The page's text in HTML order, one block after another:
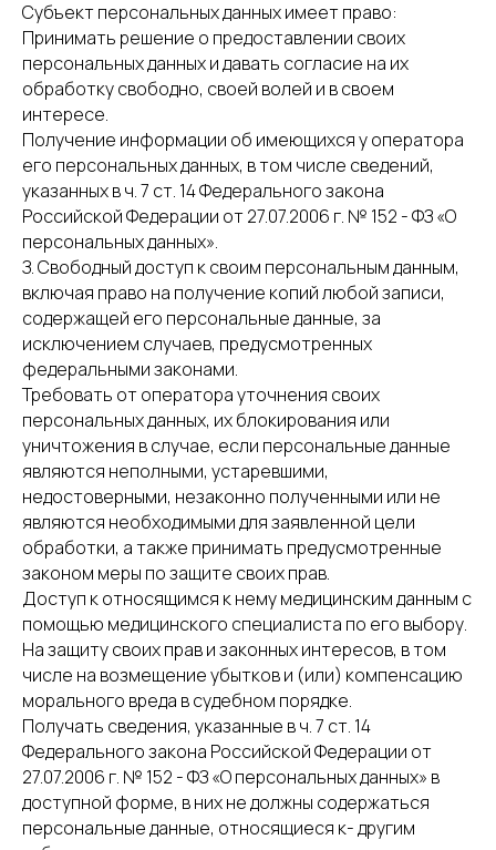
Субъект персональных данных имеет право:
Принимать решение о предоставлении своих
персональных данных и давать согласие на их
обработку свободно, своей волей и в своем
интересе.
Получение информации об имеющихся у оператора
его персональных данных, в том числе сведений,
указанных в ч. 7 ст. 14 Федерального закона
Российской Федерации от 27.07.2006 г. № 152 - ФЗ «О
персональных данных».
З. Свободный доступ к своим персональным данным,
включая право на получение копий любой записи,
содержащей его персональные данные, за
исключением случаев, предусмотренных
федеральными законами.
Требовать от оператора уточнения своих
персональных данных, их блокирования или
уничтожения в случае, если персональные данные
являются неполными, устаревшими,
недостоверными, незаконно полученными или не
являются необходимыми для заявленной цели
обработки, а также принимать предусмотренные
законом меры по защите своих прав.
Доступ к относящимся к нему медицинским данным с
помощью медицинского специалиста по его выбору.
На защиту своих прав и законных интересов, в том
числе на возмещение убытков и (или) компенсацию
морального вреда в судебном порядке.
Получать сведения, указанные в ч. 7 ст. 14
Федерального закона Российской Федерации от
27.07.2006 г. № 152 - ФЗ «О персональных данных» в
доступной форме, в них не должны содержаться
персональные данные, относящиеся к- другим